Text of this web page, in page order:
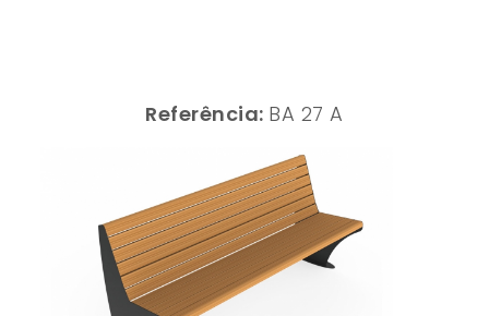
Referência: BA 27 A